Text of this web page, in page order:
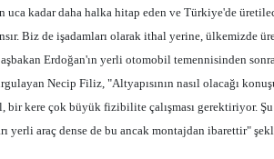
uca kadar daha halka hitap eden ve Türkiye'de
Biz de işadamları olarak ithal yerine, ülkemizde
Erdoğan'ın yerli otomobil temennisinden
Necip Filiz, "Altyapısının nasıl olacağı
bir kere çok büyük fizibilite çalışması gerektiriyor.
yerli araç dense de bu ancak montajdan ibarettir"